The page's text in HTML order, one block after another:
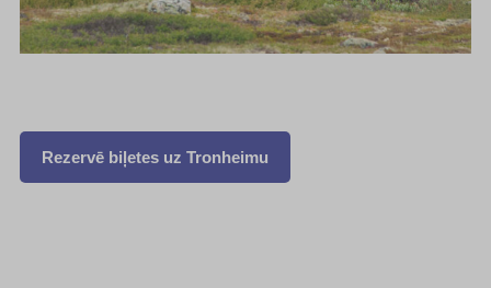
Rezervē biļetes uz Tronheimu